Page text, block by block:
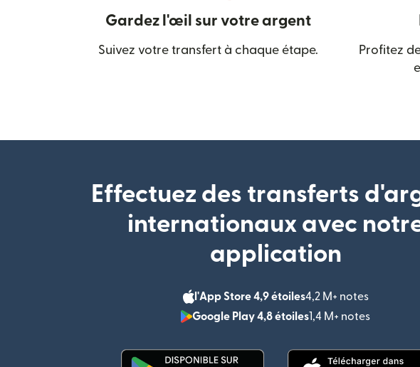
Gardez l'œil sur votre argent
Suivez votre transfert à chaque étape.
Profitez
Effectuez des transferts
internationaux avec
application
l'App Store 4,9 étoiles4,2 M+ notes
(s'ouvre
Google Play 4,8 étoiles1,4 M+ notes